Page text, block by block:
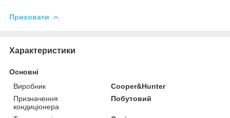
Приховати
Характеристики
Основні
Виробник
Cooper&Hunter
Призначення
кондиціонера
Побутовий